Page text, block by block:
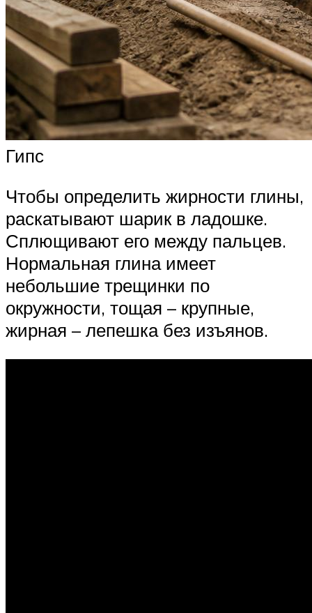
Гипс
Чтобы определить жирности глины,
раскатывают шарик в ладошке.
Сплющивают его между пальцев.
Нормальная глина имеет
небольшие трещинки по
окружности, тощая – крупные,
жирная – лепешка без изъянов.